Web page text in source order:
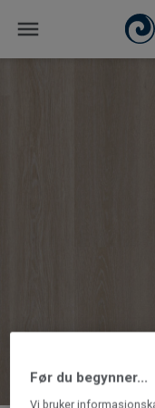
Før du begynner...
Vi bruker